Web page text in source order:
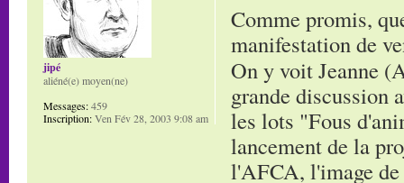
Comme promis,
manifestation de
On y voit Jeanne
grande discussion
les lots "Fous
lancement de la
l'AFCA, l'image de
jipé
aliéné(e) moyen(ne)
Messages:459
Inscription:Ven Fév 28, 2003 9:08 am